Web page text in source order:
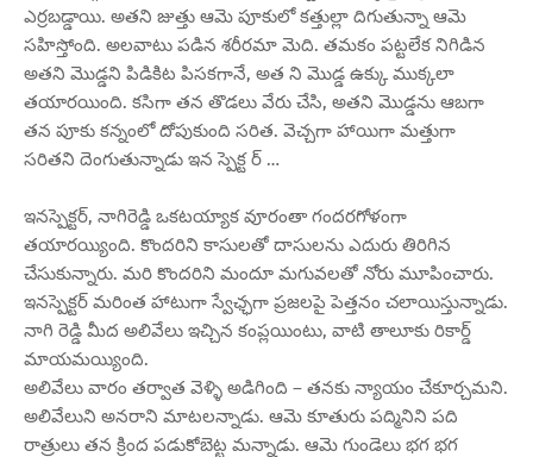
ఎర్రబడ్డాయి. అతని జుత్తు ఆమె పూకులో కత్తుల్లా దిగుతున్నా ఆమె
సహిస్తోంది. అలవాటు పడిన శరీరమా మెది. తమకం పట్టలేక నిగిడిన
అతని మొడ్డని పిడికిట పిసకగానే, అత ని మొడ్డ ఉక్కు ముక్కలా
తయారయింది. కసిగా తన తొడలు వేరు చేసి, అతని మొడ్డను ఆబగా
తన పూకు కన్నంలో దోపుకుంది సరిత. వెచ్చగా హాయిగా మత్తుగా
సరితని దెంగుతున్నాడు ఇన స్పెక్ట ర్ …
ఇనస్పెక్టర్, నాగిరెడ్డి ఒకటయ్యాక వూరంతా గందరగోళంగా
తయారయ్యింది. కొందరిని కాసులతో దాసులను ఎదురు తిరిగిన
చేసుకున్నారు. మరి కొందరిని మందూ మగువలతో నోరు మూపించారు.
ఇనస్పెక్టర్ మరింత హాటుగా స్వేఛ్ఛగా ప్రజలపై పెత్తనం చలాయిస్తున్నాడు.
నాగి రెడ్డి మీద అలివేలు ఇచ్చిన కంప్లయింటు, వాటి తాలూకు రికార్డ్
మాయమయ్యింది.
అలివేలు వారం తర్వాత వెళ్ళి అడిగింది – తనకు న్యాయం చేకూర్చమని.
అలివేలుని అనరాని మాటలన్నాడు. ఆమె కూతురు పద్మినిని పది
రాత్రులు తన క్రింద పడుకోబెట్ట మన్నాడు. ఆమె గుండెలు భగ భగ